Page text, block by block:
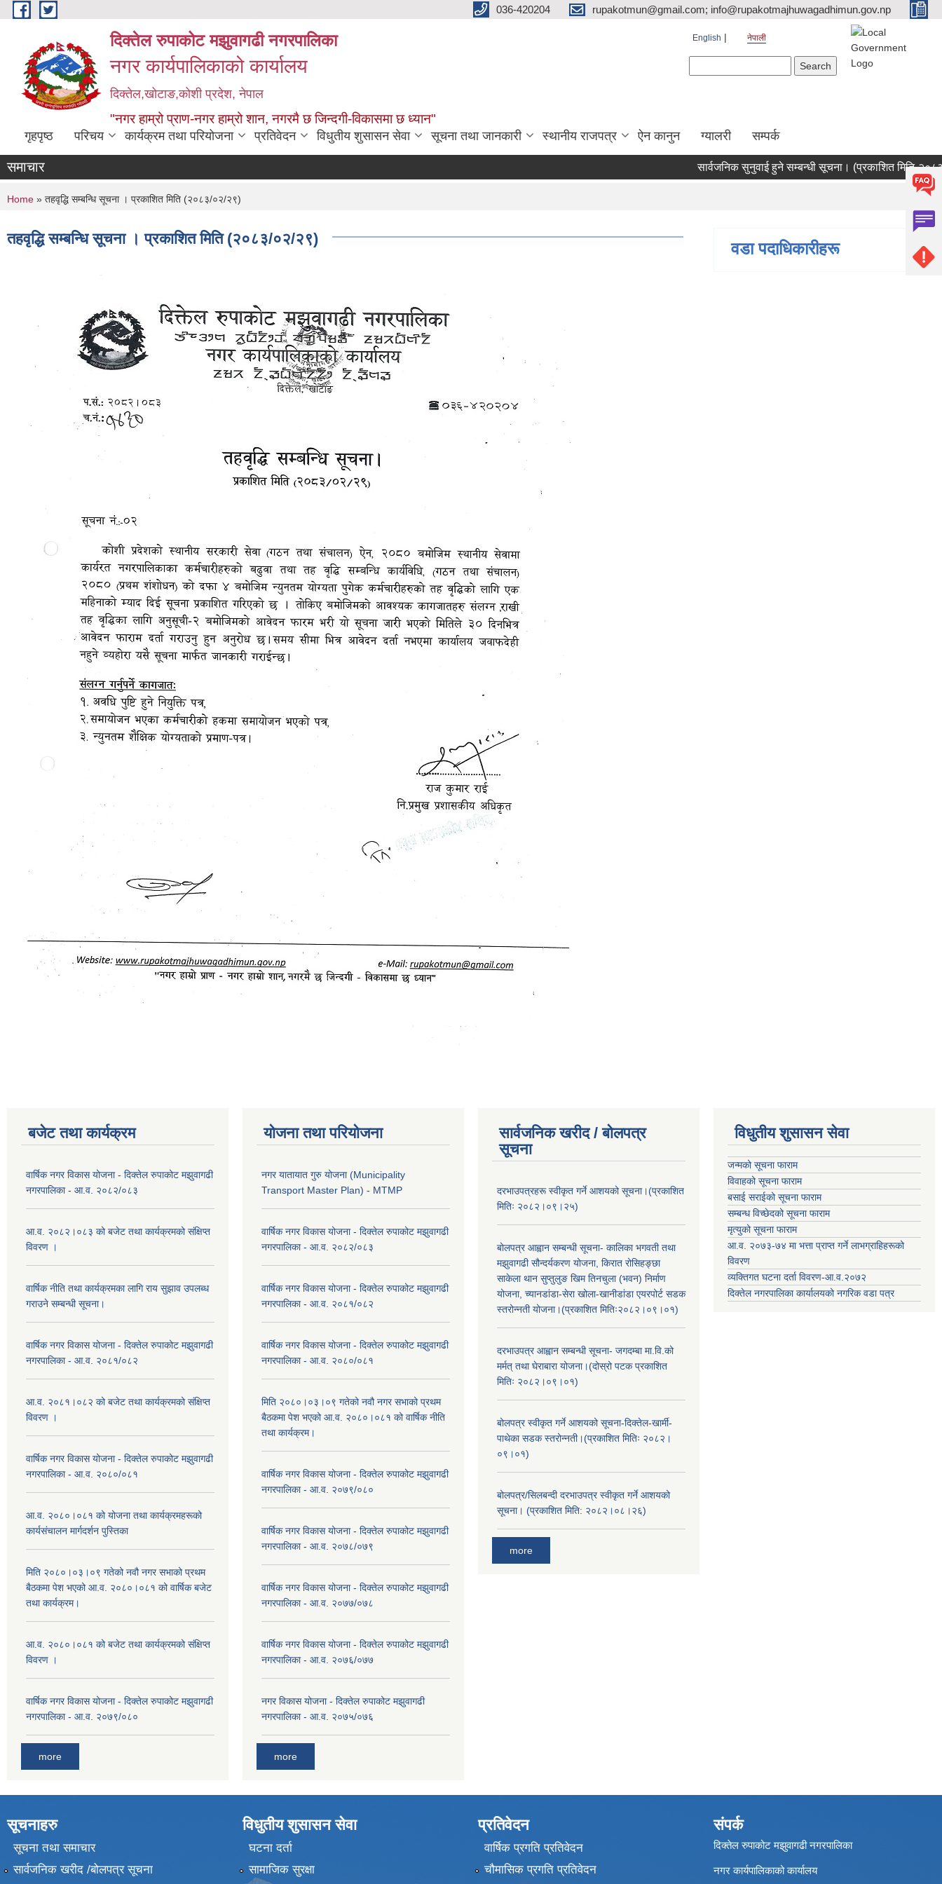
Skip to main content 036-420204 rupakotmun@gmail.com; info@rupakotmajhuwagadhimun.gov.np
दिक्तेल रुपाकोट मझुवागढी नगरपालिका
नगर कार्यपालिकाको कार्यालय
दिक्तेल,खोटाङ,कोशी प्रदेश, नेपाल
"नगर हाम्रो प्राण-नगर हाम्रो शान, नगरमै छ जिन्दगी-विकासमा छ ध्यान"
English नेपाली
गृहपृष्ठ परिचय कार्यक्रम तथा परियोजना प्रतिवेदन विधुतीय शुसासन सेवा सूचना तथा जानकारी स्थानीय राजपत्र ऐन कानुन ग्यालरी सम्पर्क
समाचार सार्वजनिक सुनुवाई हुने सम्बन्धी सूचना। (प्रकाशित मिति-
You are here
Home » तहवृद्धि सम्बन्धि सूचना । प्रकाशित मिति (२०८३/०२/२९)
तहवृद्धि सम्बन्धि सूचना । प्रकाशित मिति (२०८३/०२/२९)
वडा पदाधिकारीहरू
बजेट तथा कार्यक्रम
वार्षिक नगर विकास योजना - दिक्तेल रुपाकोट मझुवागढी
नगरपालिका - आ.व. २०८२/०८३
आ.व. २०८२।०८३ को बजेट तथा कार्यक्रमको संक्षिप्त
विवरण ।
वार्षिक नीति तथा कार्यक्रमका लागि राय सुझाव उपलब्ध
गराउने सम्बन्धी सूचना।
वार्षिक नगर विकास योजना - दिक्तेल रुपाकोट मझुवागढी
नगरपालिका - आ.व. २०८१/०८२
आ.व. २०८१।०८२ को बजेट तथा कार्यक्रमको संक्षिप्त
विवरण ।
वार्षिक नगर विकास योजना - दिक्तेल रुपाकोट मझुवागढी
नगरपालिका - आ.व. २०८०/०८१
आ.व. २०८०।०८१ को योजना तथा कार्यक्रमहरूको
कार्यसंचालन मार्गदर्शन पुस्तिका
मिति २०८०।०३।०९ गतेको नवौ नगर सभाको प्रथम
बैठकमा पेश भएको आ.व. २०८०।०८१ को वार्षिक बजेट
तथा कार्यक्रम।
आ.व. २०८०।०८१ को बजेट तथा कार्यक्रमको संक्षिप्त
विवरण ।
वार्षिक नगर विकास योजना - दिक्तेल रुपाकोट मझुवागढी
नगरपालिका - आ.व. २०७९/०८०
more
योजना तथा परियोजना
नगर यातायात गुरु योजना (Municipality
Transport Master Plan) - MTMP
वार्षिक नगर विकास योजना - दिक्तेल रुपाकोट मझुवागढी
नगरपालिका - आ.व. २०८२/०८३
वार्षिक नगर विकास योजना - दिक्तेल रुपाकोट मझुवागढी
नगरपालिका - आ.व. २०८१/०८२
वार्षिक नगर विकास योजना - दिक्तेल रुपाकोट मझुवागढी
नगरपालिका - आ.व. २०८०/०८१
मिति २०८०।०३।०९ गतेको नवौ नगर सभाको प्रथम
बैठकमा पेश भएको आ.व. २०८०।०८१ को वार्षिक नीति
तथा कार्यक्रम।
वार्षिक नगर विकास योजना - दिक्तेल रुपाकोट मझुवागढी
नगरपालिका - आ.व. २०७९/०८०
वार्षिक नगर विकास योजना - दिक्तेल रुपाकोट मझुवागढी
नगरपालिका - आ.व. २०७८/०७९
वार्षिक नगर विकास योजना - दिक्तेल रुपाकोट मझुवागढी
नगरपालिका - आ.व. २०७७/०७८
वार्षिक नगर विकास योजना - दिक्तेल रुपाकोट मझुवागढी
नगरपालिका - आ.व. २०७६/०७७
नगर विकास योजना - दिक्तेल रुपाकोट मझुवागढी
नगरपालिका - आ.व. २०७५/०७६
more
सार्वजनिक खरीद / बोलपत्र
सूचना
दरभाउपत्रहरू स्वीकृत गर्ने आशयको सूचना।(प्रकाशित
मितिः २०८२।०९।२५)
बोलपत्र आह्वान सम्बन्धी सूचना- कालिका भगवती तथा
मझुवागढी सौन्दर्यकरण योजना, किरात रोसिहङ्छा
साकेला थान सुप्तुलुङ खिम तिनचुला (भवन) निर्माण
योजना, च्यानडांडा-सेरा खोला-खानीडांडा एयरपोर्ट सडक
स्तरोन्नती योजना।(प्रकाशित मितिः२०८२।०९।०१)
दरभाउपत्र आह्वान सम्बन्धी सूचना- जगदम्बा मा.वि.को
मर्मत् तथा घेराबारा योजना।(दोस्रो पटक प्रकाशित
मितिः २०८२।०९।०१)
बोलपत्र स्वीकृत गर्ने आशयको सूचना-दिक्तेल-खार्मी-
पाथेका सडक स्तरोन्नती।(प्रकाशित मितिः २०८२।
०९।०१)
बोलपत्र/सिलबन्दी दरभाउपत्र स्वीकृत गर्ने आशयको
सूचना। (प्रकाशित मिति: २०८२।०८।२६)
more
विधुतीय शुसासन सेवा
जन्मको सूचना फाराम
विवाहको सूचना फाराम
बसाई सराईको सूचना फाराम
सम्बन्ध विच्छेदको सूचना फाराम
मृत्युको सूचना फाराम
आ.व. २०७३-७४ मा भत्ता प्राप्त गर्ने लाभग्राहिहरूको
विवरण
व्यक्तिगत घटना दर्ता विवरण-आ.व.२०७२
दिक्तेल नगरपालिका कार्यालयको नगरिक वडा पत्र
सूचनाहरु
सूचना तथा समाचार
सार्वजनिक खरीद /बोलपत्र सूचना
विधुतीय शुसासन सेवा
घटना दर्ता
सामाजिक सुरक्षा
प्रतिवेदन
वार्षिक प्रगति प्रतिवेदन
चौमासिक प्रगति प्रतिवेदन
संपर्क
दिक्तेल रुपाकोट मझुवागढी नगरपालिका
नगर कार्यपालिकाको कार्यालय